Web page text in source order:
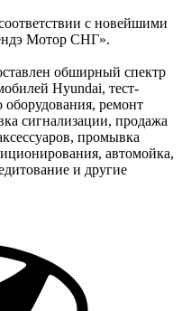
с новейшими
Мотор СНГ».
обширный спектр
Hyundai, тест-
оборудования, ремонт
сигнализации, продажа
промывка
автомойка,
и другие